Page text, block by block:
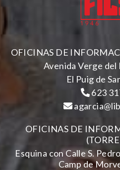
OFICINAS DE
Avenida Verge del
El Puig de
623
OFICINAS DE
Esquina con Calle S.
Camp de